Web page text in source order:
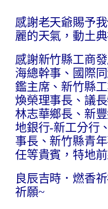
感謝老天爺賜予
麗的天氣，動土
感謝新竹縣工商
海總幹事、國際
鑑主席、新竹縣
煥榮理事長、議
林志華鄉長、新
地銀行-新工分行
事長、新竹縣青
任等貴賓，特地
良辰吉時．燃香
祈願~